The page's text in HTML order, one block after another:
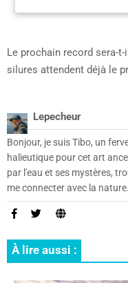
Le prochain record sera-
silures attendent déjà le
Lepecheur
Bonjour, je suis Tibo, un
halieutique pour cet art
par l'eau et ses mystères,
me connecter avec la nature.
À lire aussi :